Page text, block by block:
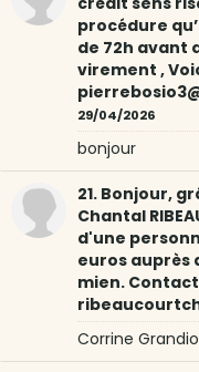
procédure
de 72h avant
virement ,
29/04/2026
bonjour
21. Bonjour,
Chantal
d'une
euros auprès
mien.
Corrine